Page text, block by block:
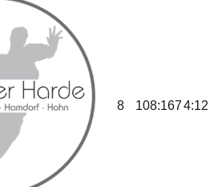
8 108:1674:12